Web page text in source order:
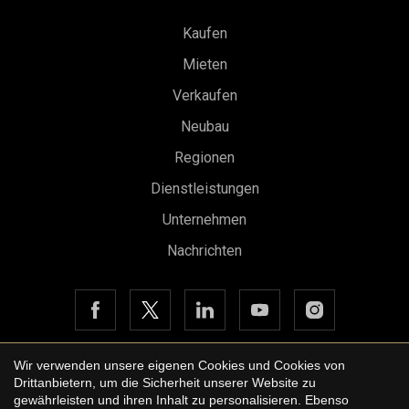
Kaufen
Mieten
Verkaufen
Neubau
Regionen
Dienstleistungen
Unternehmen
Nachrichten
Copyright © 2026 Urbane International Real Estate
Wir verwenden unsere eigenen Cookies und Cookies von
Drittanbietern, um die Sicherheit unserer Website zu
gewährleisten und ihren Inhalt zu personalisieren. Ebenso
Konfiguration speichern